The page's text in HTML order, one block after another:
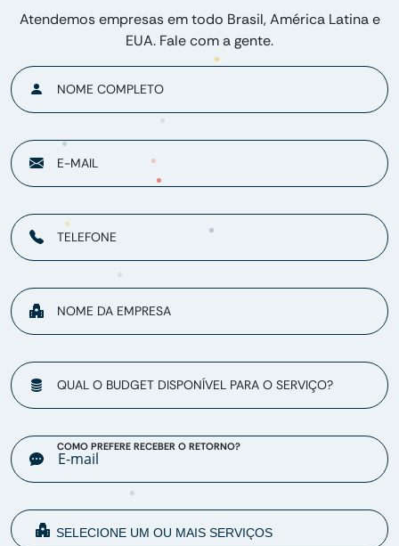
Atendemos empresas em todo Brasil, América Latina e
EUA. Fale com a gente.
NOME COMPLETO
E-MAIL
TELEFONE
NOME DA EMPRESA
QUAL O BUDGET DISPONÍVEL PARA O SERVIÇO?
COMO PREFERE RECEBER O RETORNO?